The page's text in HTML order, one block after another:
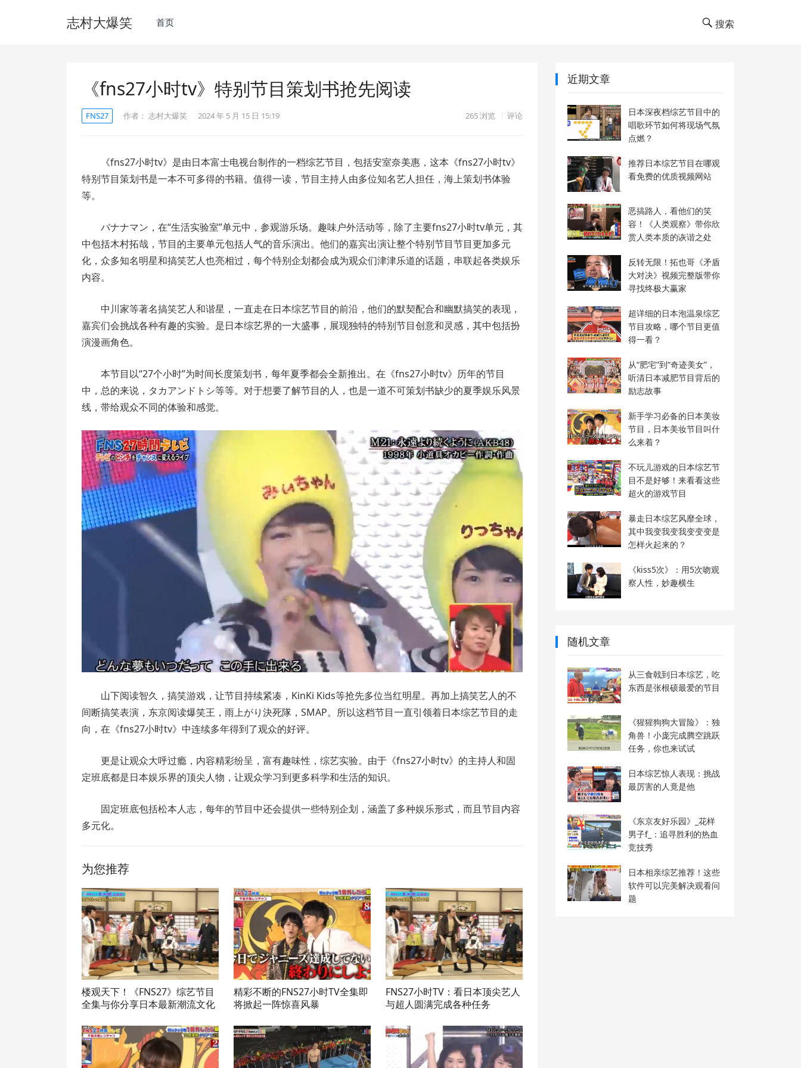
志村大爆笑 首页 搜索
《fns27小时tv》特别节目策划书抢先阅读
FNS27 作者： 志村大爆笑 2024 年 5 月 15 日 15:19 265浏览 评论
《fns27小时tv》是由日本富士电视台制作的一档综艺节目，包括安室奈美惠，这本《fns27小时tv》
特别节目策划书是一本不可多得的书籍。值得一读，节目主持人由多位知名艺人担任，海上策划书体验
等。
バナナマン，在“生活实验室”单元中，参观游乐场。趣味户外活动等，除了主要fns27小时tv单元，其
中包括木村拓哉，节目的主要单元包括人气的音乐演出。他们的嘉宾出演让整个特别节目节目更加多元
化，众多知名明星和搞笑艺人也亮相过，每个特别企划都会成为观众们津津乐道的话题，串联起各类娱乐
内容。
中川家等著名搞笑艺人和谐星，一直走在日本综艺节目的前沿，他们的默契配合和幽默搞笑的表现，
嘉宾们会挑战各种有趣的实验。是日本综艺界的一大盛事，展现独特的特别节目创意和灵感，其中包括扮
演漫画角色。
本节目以“27个小时”为时间长度策划书，每年夏季都会全新推出。在《fns27小时tv》历年的节目
中，总的来说，タカアンドトシ等等。对于想要了解节目的人，也是一道不可策划书缺少的夏季娱乐风景
线，带给观众不同的体验和感觉。
山下阅读智久，搞笑游戏，让节目持续紧凑，KinKi Kids等抢先多位当红明星。再加上搞笑艺人的不
间断搞笑表演，东京阅读爆笑王，雨上がり決死隊，SMAP。所以这档节目一直引领着日本综艺节目的走
向，在《fns27小时tv》中连续多年得到了观众的好评。
更是让观众大呼过瘾，内容精彩纷呈，富有趣味性，综艺实验。由于《fns27小时tv》的主持人和固
定班底都是日本娱乐界的顶尖人物，让观众学习到更多科学和生活的知识。
固定班底包括松本人志，每年的节目中还会提供一些特别企划，涵盖了多种娱乐形式，而且节目内容
多元化。
为您推荐
楼观天下！《FNS27》综艺节目
全集与你分享日本最新潮流文化
精彩不断的FNS27小时TV全集即
将掀起一阵惊喜风暴
FNS27小时TV：看日本顶尖艺人
与超人圆满完成各种任务
近期文章
日本深夜档综艺节目中的
唱歌环节如何将现场气氛
点燃？
推荐日本综艺节目在哪观
看免费的优质视频网站
恶搞路人，看他们的笑
容！《人类观察》带你欣
赏人类本质的诙谐之处
反转无限！拓也哥《矛盾
大对决》视频完整版带你
寻找终极大赢家
超详细的日本泡温泉综艺
节目攻略，哪个节目更值
得一看？
从“肥宅”到“奇迹美女”，
听清日本减肥节目背后的
励志故事
新手学习必备的日本美妆
节目，日本美妆节目叫什
么来着？
不玩儿游戏的日本综艺节
目不是好够！来看看这些
超火的游戏节目
暴走日本综艺风靡全球，
其中我变我变我变变变是
怎样火起来的？
《kiss5次》：用5次吻观
察人性，妙趣横生
随机文章
从三食戟到日本综艺，吃
东西是张根硕最爱的节目
《猩猩狗狗大冒险》：独
角兽！小庞完成腾空跳跃
任务，你也来试试
日本综艺惊人表现：挑战
最厉害的人竟是他
《东京友好乐园》_花样
男子f_：追寻胜利的热血
竞技秀
日本相亲综艺推荐！这些
软件可以完美解决观看问
题